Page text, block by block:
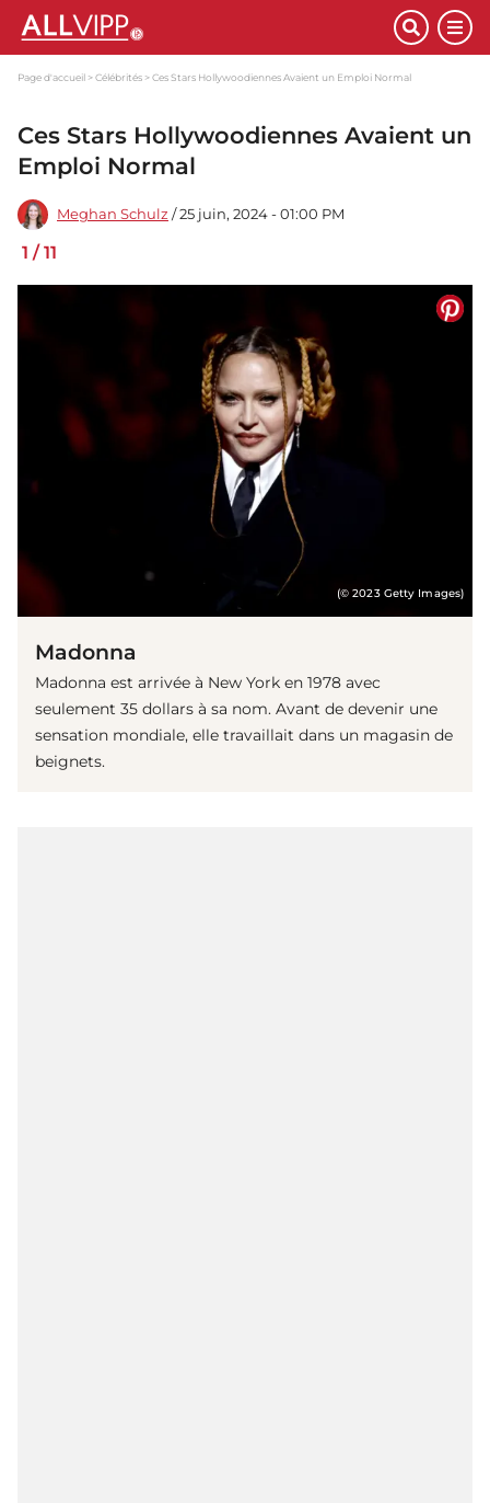
Page d'accueil Célébrités Ces Stars Hollywoodiennes Avaient un Emploi Normal
Ces Stars Hollywoodiennes Avaient un
Emploi Normal
Meghan Schulz / 25 juin, 2024 - 01:00 PM
1 /11
(© 2023 Getty Images)
Madonna
Madonna est arrivée à New York en 1978 avec
seulement 35 dollars à sa nom. Avant de devenir une
sensation mondiale, elle travaillait dans un magasin de
beignets.